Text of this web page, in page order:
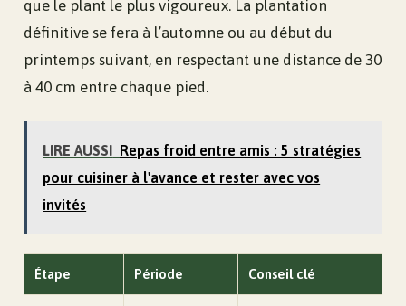
que le plant le plus vigoureux. La plantation
définitive se fera à l’automne ou au début du
printemps suivant, en respectant une distance de 30
à 40 cm entre chaque pied.
LIRE AUSSI Repas froid entre amis : 5 stratégies
pour cuisiner à l'avance et rester avec vos
invités
Étape Période Conseil clé